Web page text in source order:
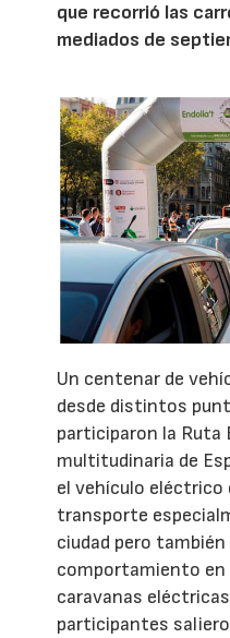
que recorrió las
mediados de
Un centenar de
desde distintos
participaron la Ruta
multitudinaria de
el vehículo eléctrico
transporte
ciudad pero
comportamiento en
caravanas
participantes